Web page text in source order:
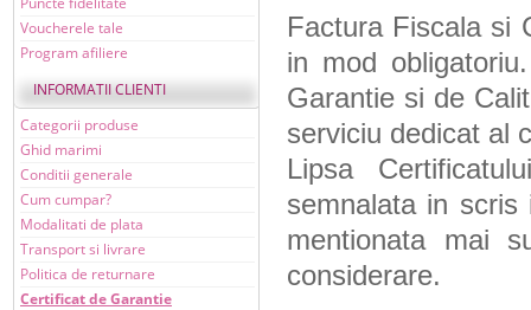
Voucherele tale
Program afiliere
INFORMATII CLIENTI
Categorii produse
Ghid marimi
Conditii generale
Cum cumpar?
Modalitati de plata
Transport si livrare
Politica de returnare
Certificat de Garantie
Factura Fiscala si
in mod
Garantie si de
serviciu dedicat al
Lipsa
semnalata in
mentionata mai
considerare.